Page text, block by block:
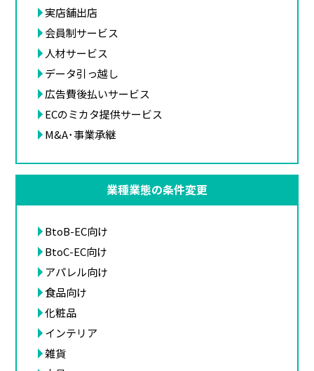
実店舗出店
会員制サービス
人材サービス
データ引っ越し
広告費後払いサービス
ECのミカタ提供サービス
M&A･事業承継
業種業態の条件変更
BtoB-EC向け
BtoC-EC向け
アパレル向け
食品向け
化粧品
インテリア
雑貨